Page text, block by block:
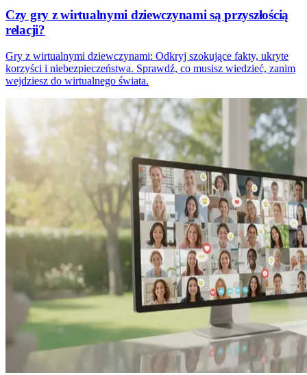
Czy gry z wirtualnymi dziewczynami są przyszłością
relacji?
Gry z wirtualnymi dziewczynami: Odkryj szokujące fakty, ukryte
korzyści i niebezpieczeństwa. Sprawdź, co musisz wiedzieć, zanim
wejdziesz do wirtualnego świata.